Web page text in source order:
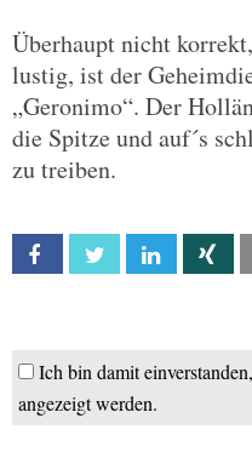
Überhaupt nicht
lustig, ist der
„Geronimo“. Der
die Spitze und auf´s
zu treiben.
Facebook Twitter Linkedin
Ich bin damit
angezeigt werden.